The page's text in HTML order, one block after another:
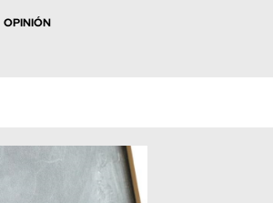
OPINIÓN